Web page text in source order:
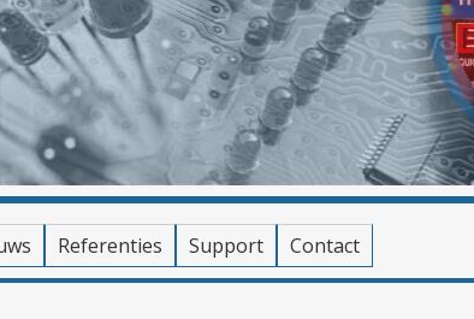
Referenties Support Contact